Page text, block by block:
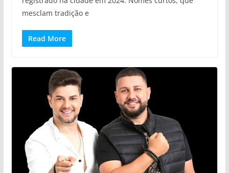
mesclam tradição e
Read More